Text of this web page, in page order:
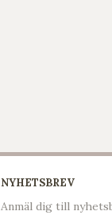
NYHETSBREV
Anmäl dig till